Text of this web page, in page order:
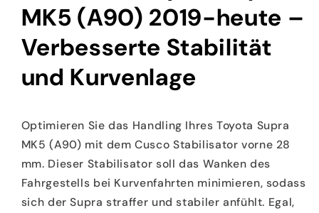
MK5 (A90) 2019-heute –
​​Verbesserte Stabilität
und Kurvenlage
Optimieren Sie das Handling Ihres Toyota Supra
MK5 (A90) mit dem Cusco Stabilisator vorne 28
mm. Dieser Stabilisator soll das Wanken des
Fahrgestells bei Kurvenfahrten minimieren, sodass
sich der Supra straffer und stabiler anfühlt. Egal,